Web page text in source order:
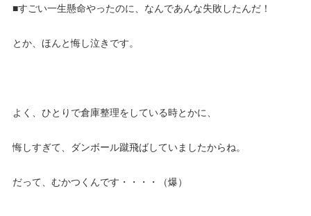
■すごい一生懸命やったのに、なんであんな失敗したんだ！
とか、ほんと悔し泣きです。
よく、ひとりで倉庫整理をしている時とかに、
悔しすぎて、ダンボール蹴飛ばしていましたからね。
だって、むかつくんです・・・・（爆）